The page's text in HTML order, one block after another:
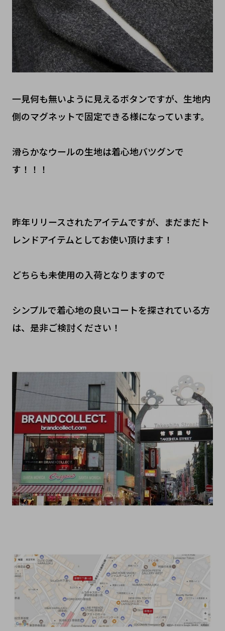
一見何も無いように見えるボタンですが、生地内
側のマグネットで固定できる様になっています。
滑らかなウールの生地は着心地バツグンで
す！！！
昨年リリースされたアイテムですが、まだまだト
レンドアイテムとしてお使い頂けます！
どちらも未使用の入荷となりますので
シンプルで着心地の良いコートを探されている方
は、是非ご検討ください！